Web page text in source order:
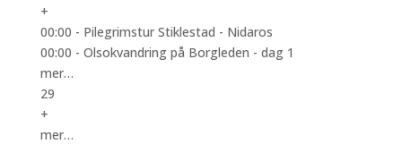
+
00:00 - Pilegrimstur Stiklestad - Nidaros
00:00 - Olsokvandring på Borgleden - dag 1
mer…
29
+
mer…